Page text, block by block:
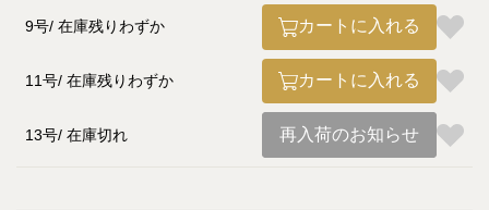
9号 在庫残りわずか カートに入れる
11号 在庫残りわずか カートに入れる
13号 在庫切れ 再入荷のお知らせ